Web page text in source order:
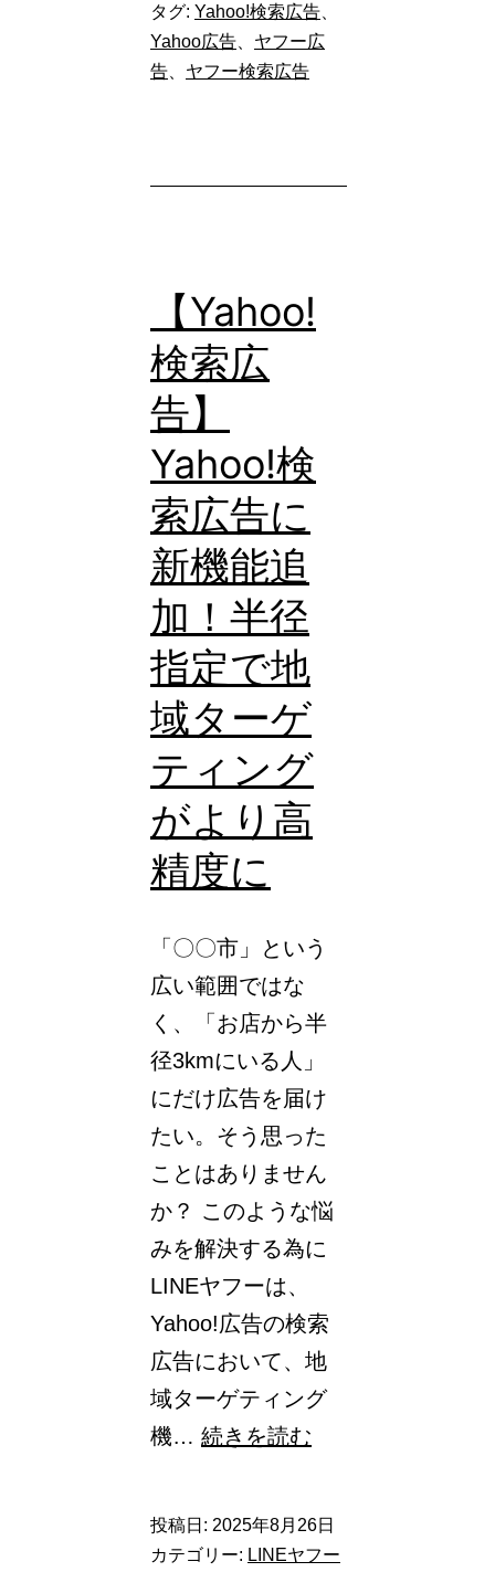
を
最
広
告」
ョ
利
タグ: Yahoo!検索広告
Yahoo広告
ヤフー広
告
ヤフー検索広告
【Yahoo!
検索広
告】
Yahoo!検
索広告に
新機能追
加！半径
指定で地
域ターゲ
ティング
がより高
精度に
「〇〇市」という
広い範囲ではな
く、「お店から半
径3kmにいる人」
にだけ広告を届け
たい。そう思った
ことはありません
か？ このような悩
みを解決する為に
LINEヤフーは、
Yahoo!広告の検索
広告において、地
域ターゲティング
機… 続きを読む
広
投稿日: 2025年8月26日
カテゴリー: LINEヤフー